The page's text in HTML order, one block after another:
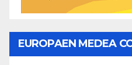
EUROPAEN MEDEA